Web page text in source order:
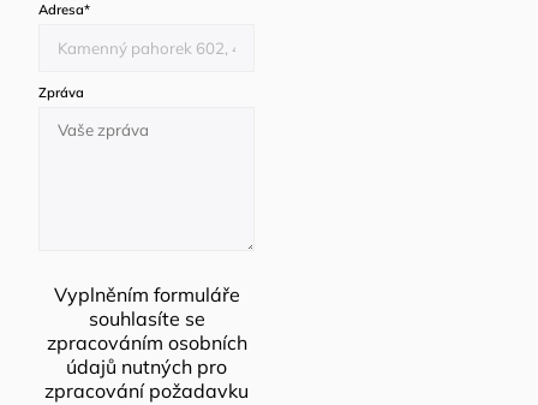
Adresa*
Zpráva
Vyplněním formuláře
souhlasíte se
zpracováním osobních
údajů nutných pro
zpracování požadavku